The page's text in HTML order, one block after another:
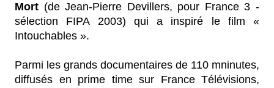
Mort (de Jean-Pierre Devillers, pour France 3 -
sélection FIPA 2003) qui a inspiré le film «
Intouchables ».
Parmi les grands documentaires de 110 mninutes,
diffusés en prime time sur France Télévisions,